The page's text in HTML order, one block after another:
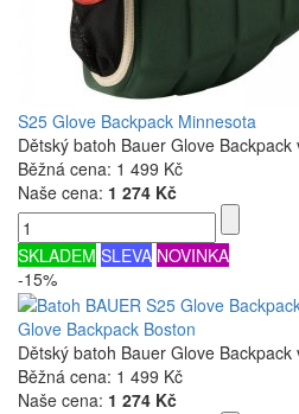
S25 Glove Backpack Minnesota
Dětský batoh Bauer Glove
Běžná cena: 1 499 Kč
Naše cena: 1 274 Kč
SKLADEM SLEVA NOVINKA
-15%
Glove Backpack Boston
Dětský batoh Bauer Glove
Běžná cena: 1 499 Kč
Naše cena: 1 274 Kč